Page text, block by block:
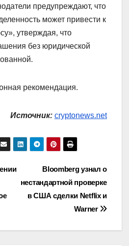
предупреждают, что
может привести к
утверждая, что
без юридической
рекомендация.
Источник: cryptonews.net
Bloomberg узнал о
нестандартной проверке
в США сделки Netflix и
Warner